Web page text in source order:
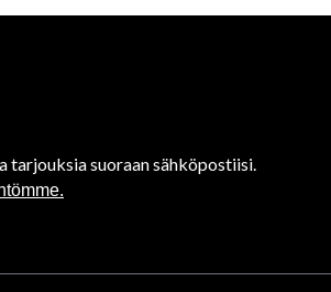
tarjouksia suoraan sähköpostiisi.